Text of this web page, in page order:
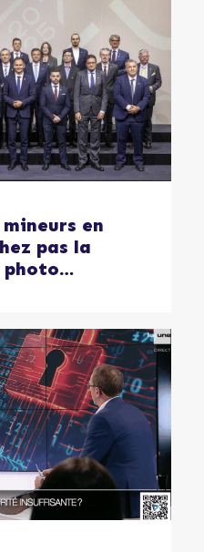
en
pas la
photo…